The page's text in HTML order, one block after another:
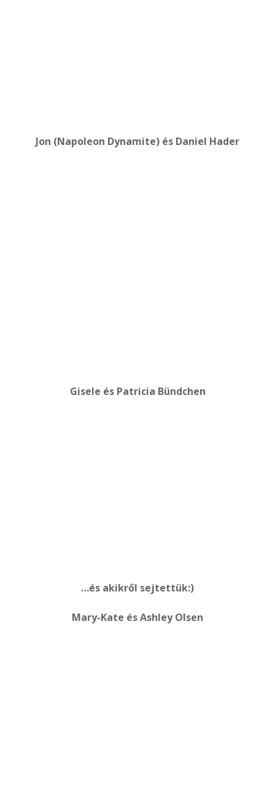
Jon (Napoleon Dynamite) és Daniel Hader
Gisele és Patricia Bündchen
…és akikről sejtettük:)
Mary-Kate és Ashley Olsen